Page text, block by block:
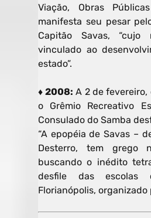
Viação, Obras
manifesta seu pesar
Capitão Savas,
vinculado ao
estado”.
♦ 2008: A 2 de fevereiro,
o Grêmio Recreativo
Consulado do Samba
“A epopéia de Savas –
Desterro, tem grego
buscando o inédito
desfile das escolas
Florianópolis, organizado